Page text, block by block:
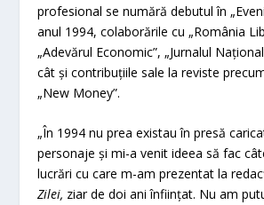
profesional se numără debutul în
anul 1994, colaborările cu „România
„Adevărul Economic”, „Jurnalul
cât și contribuțiile sale la reviste
„New Money”.
„În 1994 nu prea existau în presă
personaje și mi-a venit ideea să fac
lucrări cu care m-am prezentat la
Zilei, ziar de doi ani înființat. Nu am